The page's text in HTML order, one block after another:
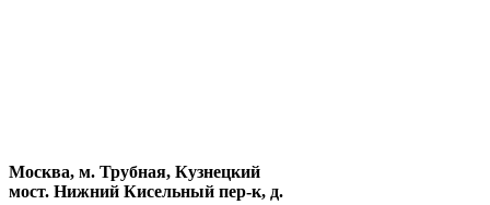
Москва, м. Трубная, Кузнецкий
мост. Нижний Кисельный пер-к, д.